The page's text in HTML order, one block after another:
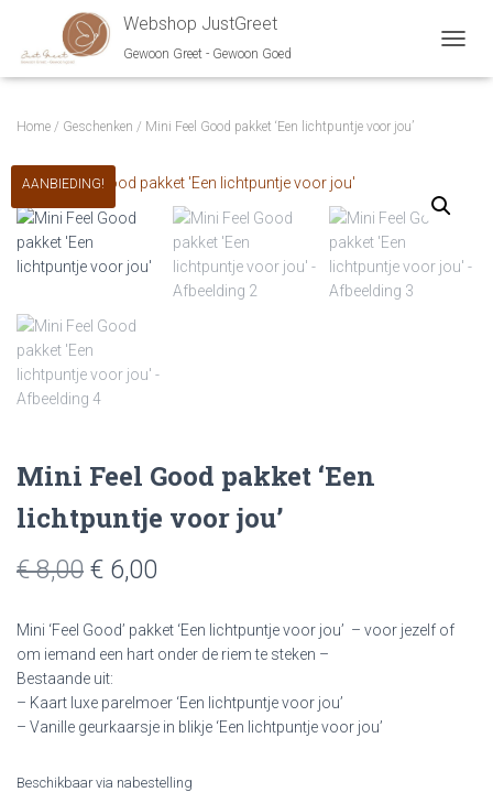
Webshop JustGreet
Gewoon Greet - Gewoon Goed
Home / Geschenken / Mini Feel Good pakket ‘Een lichtpuntje voor jou’
AANBIEDING!
Mini Feel Good pakket ‘Een
lichtpuntje voor jou’
€8,00 Oorspronkelijke
was:
€ 8,00.
€ 6,00
is:
€ 6,00.
Mini ‘Feel Good’ pakket ‘Een lichtpuntje voor jou’ – voor jezelf of
om iemand een hart onder de riem te steken –
Bestaande uit:
– Kaart luxe parelmoer ‘Een lichtpuntje voor jou’
– Vanille geurkaarsje in blikje ‘Een lichtpuntje voor jou’
Beschikbaar via nabestelling